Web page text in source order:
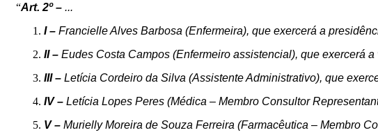
“Art. 2º – ...
I – Francielle Alves Barbosa (Enfermeira), que exercerá a
II – Eudes Costa Campos (Enfermeiro assistencial), que exercerá
III – Letícia Cordeiro da Silva (Assistente Administrativo), que
IV – Letícia Lopes Peres (Médica – Membro Consultor
V – Murielly Moreira de Souza Ferreira (Farmacêutica – Membro